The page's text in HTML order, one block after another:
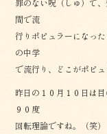
間で流
行りポピュラーになっ
の中学
で流行り、どこがポピ
昨日の１０月１０日は
９０度
回転理論ですね。（笑）